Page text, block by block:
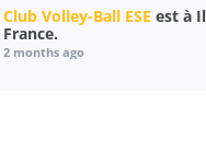
Club Volley-Ball ESE est à
France.
2 months ago